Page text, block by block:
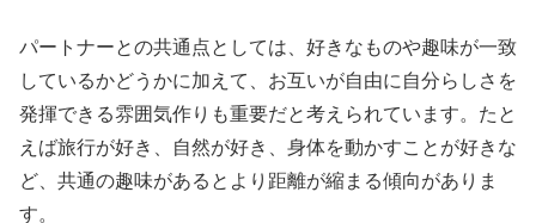
パートナーとの共通点としては、好きなものや趣味が一致
しているかどうかに加えて、お互いが自由に自分らしさを
発揮できる雰囲気作りも重要だと考えられています。たと
えば旅行が好き、自然が好き、身体を動かすことが好きな
ど、共通の趣味があるとより距離が縮まる傾向がありま
す。